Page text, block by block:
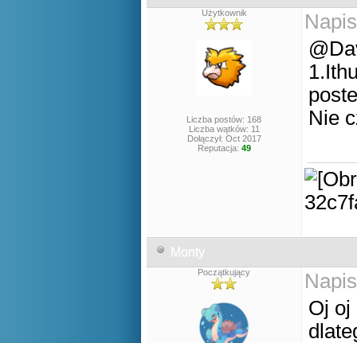
Użytkownik
Liczba postów: 168
Liczba wątków: 11
Dołączył: Oct 2017
Reputacja: 49
Nie
Monty
Początkujący
Oj oj